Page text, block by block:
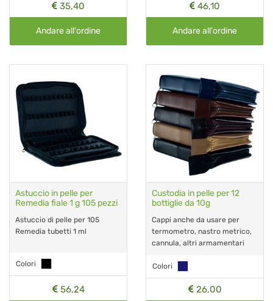
35,40
Andare all'ordine
46,10
Andare all'ordine
Astuccio in pelle per
Remedia fiale 1 g 105 pezzi
Astuccio di pelle per 105
Remedia tubetti 1 ml
Colori
56,24
Custodia in pelle per 12
bottiglie da 10g
Cappi anche da usare per
termometro, nastro metrico,
cannula, altri armamentari
Colori
26,00